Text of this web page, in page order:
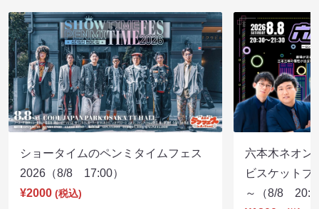
ショータイムのペンミタイムフェス
2026（8/8 17:00）
¥2000 (税込)
六本木ネオン
ビスケットブ
～（8/8